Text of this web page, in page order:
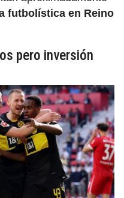
futbolística en Reino
pero inversión